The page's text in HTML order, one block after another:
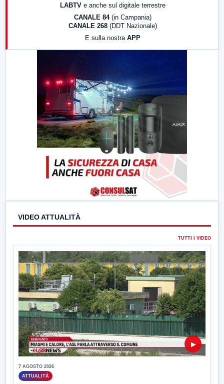
LABTV e anche sul digitale terrestre
CANALE 84 (in Campania)
CANALE 268 (DDT Nazionale)
E sulla nostra APP
VIDEO ATTUALITÀ
TUTTI I VIDEO
▶
7 AGOSTO 2026
ATTUALITÀ